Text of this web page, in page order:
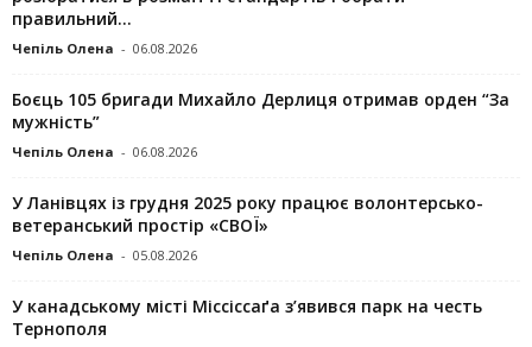
правильний...
Чепіль Олена - 06.08.2026
Боєць 105 бригади Михайло Дерлиця отримав орден “За
мужність”
Чепіль Олена - 06.08.2026
У Ланівцях із грудня 2025 року працює волонтерсько-
ветеранський простір «СВОЇ»
Чепіль Олена - 05.08.2026
У канадському місті Міссіссаґа з’явився парк на честь
Тернополя